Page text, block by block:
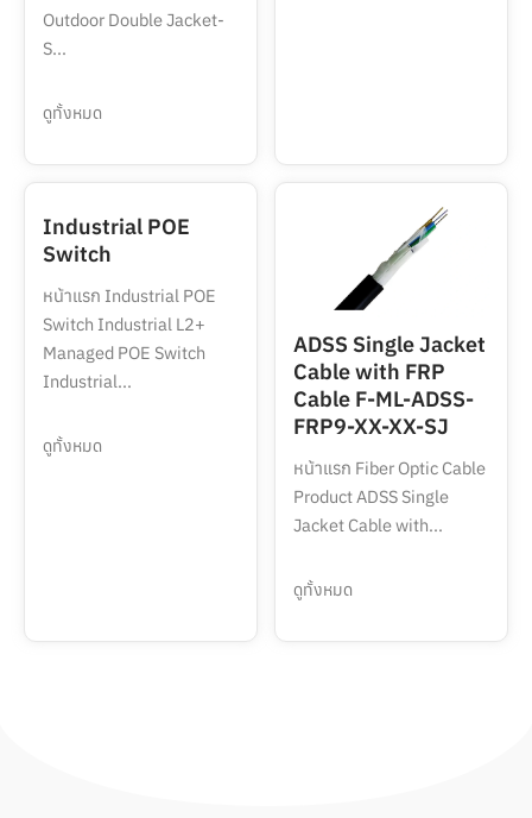
Outdoor Double Jacket-
S...
ดูทั้งหมด
Industrial POE
Switch
หน้าแรก Industrial POE
Switch Industrial L2+
Managed POE Switch
Industrial...
ดูทั้งหมด
ADSS Single Jacket
Cable with FRP
Cable F-ML-ADSS-
FRP9-XX-XX-SJ
หน้าแรก Fiber Optic Cable
Product ADSS Single
Jacket Cable with...
ดูทั้งหมด